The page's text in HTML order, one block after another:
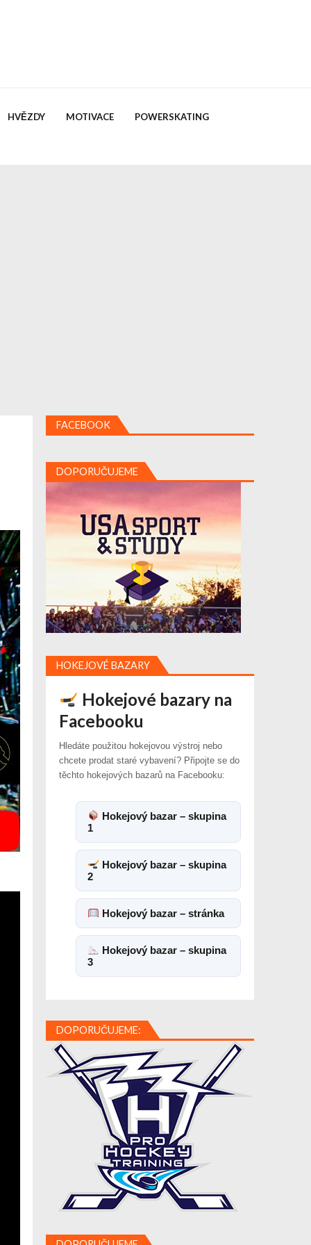
HVĚZDY MOTIVACE POWERSKATING
FACEBOOK
DOPORUČUJEME
HOKEJOVÉ BAZARY
Hokejové bazary na
Facebooku
Hledáte použitou hokejovou výstroj nebo
chcete prodat staré vybavení? Připojte se do
těchto hokejových bazarů na Facebooku:
Hokejový bazar – skupina
1
Hokejový bazar – skupina
2
Hokejový bazar – stránka
Hokejový bazar – skupina
3
DOPORUČUJEME: